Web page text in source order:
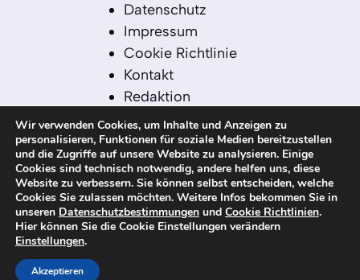
Datenschutz
Impressum
Cookie Richtlinie
Kontakt
Redaktion
Redaktionelle Leitlinien
Sitemap
Einsatz von KI in der
Redaktion
© 2026 kanaren-nachrichten.com – Alle
Rechte vorbehalten
Wir verwenden Cookies, um Inhalte und Anzeigen zu
personalisieren, Funktionen für soziale Medien bereitzustellen
und die Zugriffe auf unsere Website zu analysieren. Einige
Cookies sind technisch notwendig, andere helfen uns, diese
Website zu verbessern. Sie können selbst entscheiden, welche
Cookies Sie zulassen möchten. Weitere Infos bekommen Sie in
unseren Datenschutzbestimmungen und Cookie Richtlinien.
Hier können Sie die Cookie Einstellungen verändern
Einstellungen.
Akzeptieren